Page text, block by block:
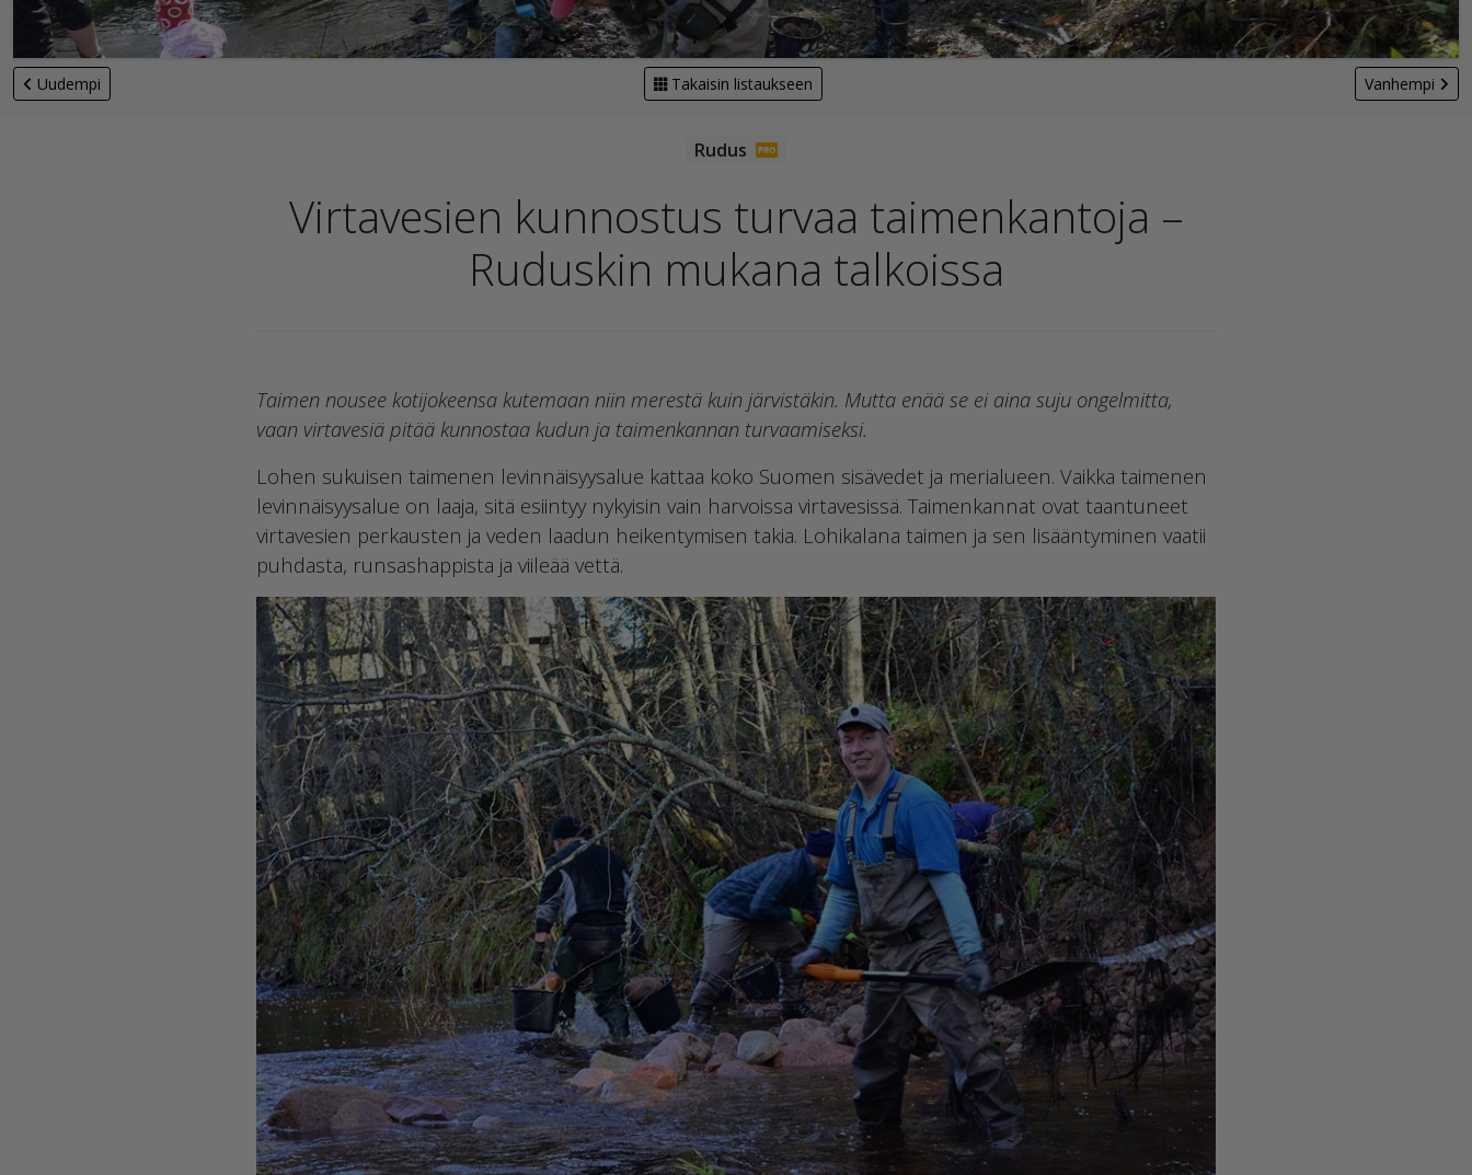
Uudempi Takaisin listaukseen Vanhempi
Virtavesien kunnostus turvaa taimenkantoja –
Ruduskin mukana talkoissa
Taimen nousee kotijokeensa kutemaan niin merestä kuin järvistäkin. Mutta enää se ei aina suju ongelmitta,
vaan virtavesiä pitää kunnostaa kudun ja taimenkannan turvaamiseksi.
Lohen sukuisen taimenen levinnäisyysalue kattaa koko Suomen sisävedet ja merialueen. Vaikka taimenen
levinnäisyysalue on laaja, sitä esiintyy nykyisin vain harvoissa virtavesissä. Taimenkannat ovat taantuneet
virtavesien perkausten ja veden laadun heikentymisen takia. Lohikalana taimen ja sen lisääntyminen vaatii
puhdasta, runsashappista ja viileää vettä.